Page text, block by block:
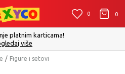
0 0
platnim karticama!
više
Figure i setovi